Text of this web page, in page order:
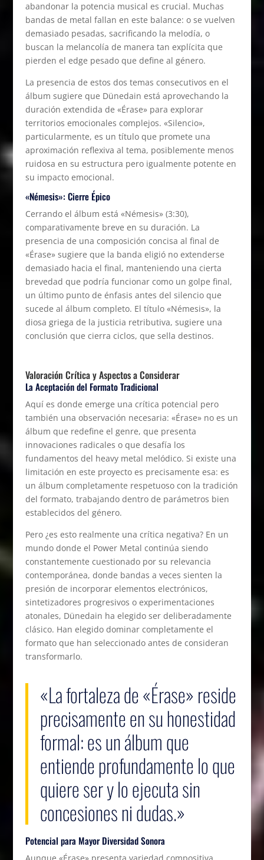
abandonar la potencia musical es crucial. Muchas
bandas de metal fallan en este balance: o se vuelven
demasiado pesadas, sacrificando la melodía, o
buscan la melancolía de manera tan explícita que
pierden el edge pesado que define al género.
La presencia de estos dos temas consecutivos en el
álbum sugiere que Dünedain está aprovechando la
duración extendida de «Érase» para explorar
territorios emocionales complejos. «Silencio»,
particularmente, es un título que promete una
aproximación reflexiva al tema, posiblemente menos
ruidosa en su estructura pero igualmente potente en
su impacto emocional.
«Némesis»: Cierre Épico
Cerrando el álbum está «Némesis» (3:30),
comparativamente breve en su duración. La
presencia de una composición concisa al final de
«Érase» sugiere que la banda eligió no extenderse
demasiado hacia el final, manteniendo una cierta
brevedad que podría funcionar como un golpe final,
un último punto de énfasis antes del silencio que
sucede al álbum completo. El título «Némesis», la
diosa griega de la justicia retributiva, sugiere una
conclusión que cierra ciclos, que sella destinos.
Valoración Crítica y Aspectos a Considerar
La Aceptación del Formato Tradicional
Aquí es donde emerge una crítica potencial pero
también una observación necesaria: «Érase» no es un
álbum que redefine el genre, que presenta
innovaciones radicales o que desafía los
fundamentos del heavy metal melódico. Si existe una
limitación en este proyecto es precisamente esa: es
un álbum completamente respetuoso con la tradición
del formato, trabajando dentro de parámetros bien
establecidos del género.
Pero ¿es esto realmente una crítica negativa? En un
mundo donde el Power Metal continúa siendo
constantemente cuestionado por su relevancia
contemporánea, donde bandas a veces sienten la
presión de incorporar elementos electrónicos,
sintetizadores progresivos o experimentaciones
atonales, Dünedain ha elegido ser deliberadamente
clásico. Han elegido dominar completamente el
formato que han seleccionado antes de consideran
transformarlo.
«La fortaleza de «Érase» reside
precisamente en su honestidad
formal: es un álbum que
entiende profundamente lo que
quiere ser y lo ejecuta sin
concesiones ni dudas.»
Potencial para Mayor Diversidad Sonora